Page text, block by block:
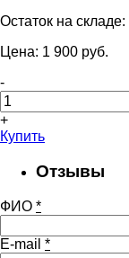
Остаток на складе:
Цена: 1 900 pуб.
-
+
Купить
Отзывы
ФИО *
E-mail *